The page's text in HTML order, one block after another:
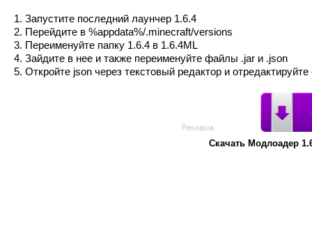
1. Запустите последний лаунчер 1.6.4
2. Перейдите в %appdata%/.minecraft/versions
3. Переименуйте папку 1.6.4 в 1.6.4ML
4. Зайдите в нее и также переименуйте файлы .jar и .json
5. Откройте json через текстовый редактор и
Скачать Модлоадер